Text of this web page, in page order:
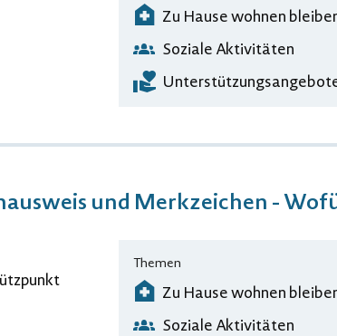
Zu Hause wohnen
Soziale Aktivitäten
und Merkzeichen -
Themen
Zu Hause wohnen
Soziale Aktivitäten